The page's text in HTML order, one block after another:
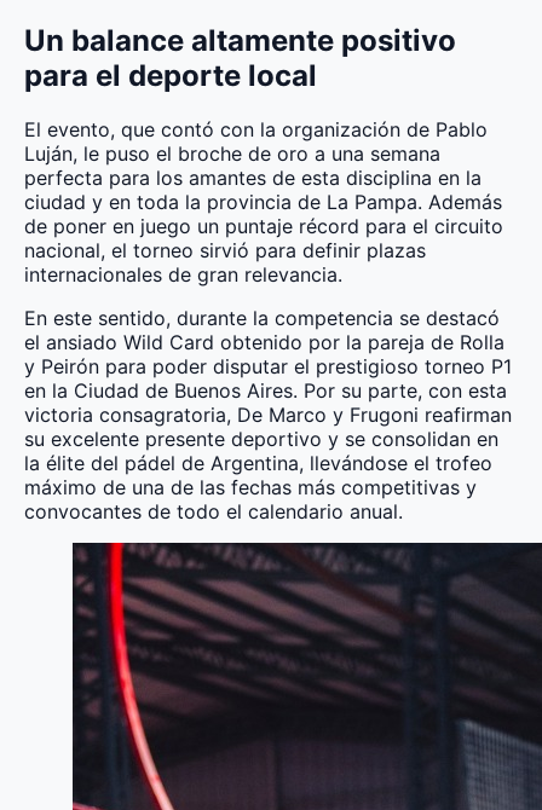
Un balance altamente positivo
para el deporte local
El evento, que contó con la organización de Pablo
Luján, le puso el broche de oro a una semana
perfecta para los amantes de esta disciplina en la
ciudad y en toda la provincia de La Pampa. Además
de poner en juego un puntaje récord para el circuito
nacional, el torneo sirvió para definir plazas
internacionales de gran relevancia.
En este sentido, durante la competencia se destacó
el ansiado Wild Card obtenido por la pareja de Rolla
y Peirón para poder disputar el prestigioso torneo P1
en la Ciudad de Buenos Aires. Por su parte, con esta
victoria consagratoria, De Marco y Frugoni reafirman
su excelente presente deportivo y se consolidan en
la élite del pádel de Argentina, llevándose el trofeo
máximo de una de las fechas más competitivas y
convocantes de todo el calendario anual.